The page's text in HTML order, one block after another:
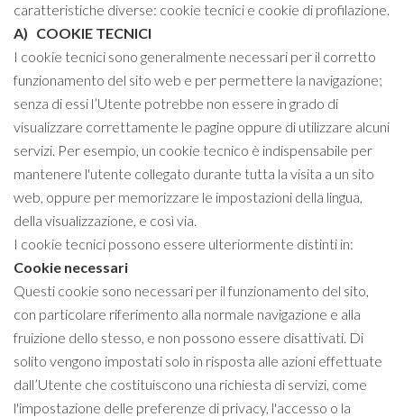
caratteristiche diverse: cookie tecnici e cookie di profilazione.
A) COOKIE TECNICI
I cookie tecnici sono generalmente necessari per il corretto
funzionamento del sito web e per permettere la navigazione;
senza di essi l’Utente potrebbe non essere in grado di
visualizzare correttamente le pagine oppure di utilizzare alcuni
servizi. Per esempio, un cookie tecnico è indispensabile per
mantenere l'utente collegato durante tutta la visita a un sito
web, oppure per memorizzare le impostazioni della lingua,
della visualizzazione, e così via.
I cookie tecnici possono essere ulteriormente distinti in:
Cookie necessari
Questi cookie sono necessari per il funzionamento del sito,
con particolare riferimento alla normale navigazione e alla
fruizione dello stesso, e non possono essere disattivati. Di
solito vengono impostati solo in risposta alle azioni effettuate
dall’Utente che costituiscono una richiesta di servizi, come
l'impostazione delle preferenze di privacy, l'accesso o la